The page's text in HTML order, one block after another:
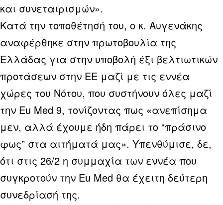
και συνεταιρισμών».
Κατά την τοποθέτησή του, ο κ. Αυγενάκης
αναφέρθηκε στην πρωτοβουλία της
Ελλάδας για στην υποβολή έξι βελτιωτικών
προτάσεων στην ΕΕ μαζί με τις εννέα
χώρες του Νότου, που συστήνουν όλες μαζί
την Eu Med 9, τονίζοντας πως «ανεπίσημα
μεν, αλλά έχουμε ήδη πάρει το “πράσινο
φως” στα αιτήματά μας». Υπενθύμισε, δε,
ότι στις 26/2 η συμμαχία των εννέα που
συγκροτούν την Eu Med θα έχειτη δεύτερη
συνεδρίασή της.